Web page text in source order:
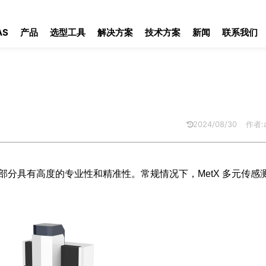
产品 选型工具 解决方案 技术方案 新闻 联系我们
2024/08/30 作者
具有高度的专业性和精准性。常规情况下，MetX 多元传感